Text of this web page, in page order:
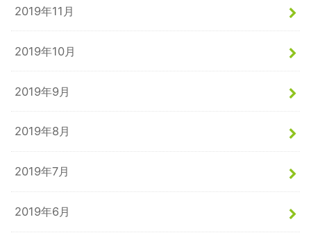
2019年11月
2019年10月
2019年9月
2019年8月
2019年7月
2019年6月